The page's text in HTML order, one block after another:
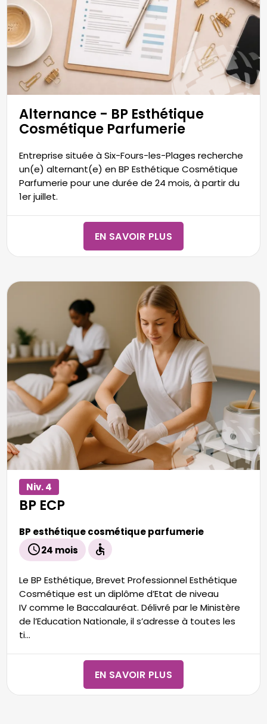
alt="Offre en alternance avec Formabeauté"
title="Offre en alternance avec Formabeauté"/>
Alternance - BP Esthétique
Cosmétique Parfumerie
Entreprise située à Six-Fours-les-Plages recherche
un(e) alternant(e) en BP Esthétique Cosmétique
Parfumerie pour une durée de 24 mois, à partir du
1er juillet.
EN SAVOIR PLUS
alt="BP esthétique cosmétique parfumerie" title="BP
esthétique cosmétique parfumerie"/>
Niv. 4
BP ECP
BP esthétique cosmétique parfumerie
schedule24 mois accessible
Le BP Esthétique, Brevet Professionnel Esthétique
Cosmétique est un diplôme d’Etat de niveau
IV comme le Baccalauréat. Délivré par le Ministère
de l’Education Nationale, il s’adresse à toutes les
ti...
EN SAVOIR PLUS